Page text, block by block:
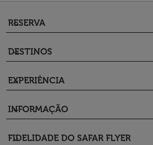
RESERVA
keyboard_arrow_down
DESTINOS
keyboard_arrow_down
EXPERIÊNCIA
keyboard_arrow_down
INFORMAÇÃO
keyboard_arrow_down
FIDELIDADE DO SAFAR FLYER
keyboard_arrow_down